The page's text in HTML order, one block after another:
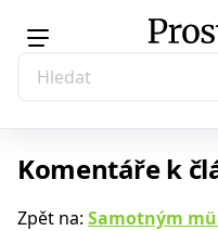
Komentáře k
Zpět na: Samotným